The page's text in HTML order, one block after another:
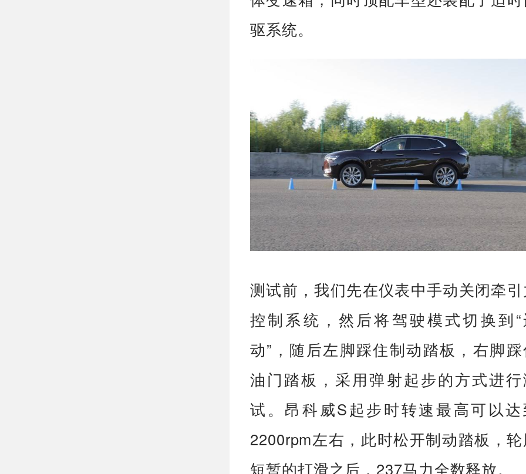
加速性能：
这台顶配版本的昂科威S搭载了一台
发动机，可输出最大功率237Ps，峰
体变速箱，同时顶配车型还装配了适
驱系统。